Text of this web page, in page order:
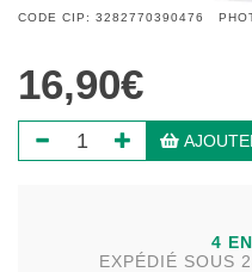
CODE CIP: 3282770390476
16,90€
4
EXPÉDIÉ SOUS